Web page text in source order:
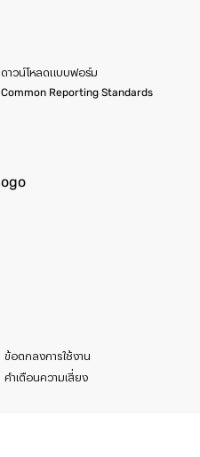
ดาวน์โหลดแบบฟอร์ม
Common Reporting Standards
ข้อตกลงการใช้งาน
คำเตือนความเสี่ยง